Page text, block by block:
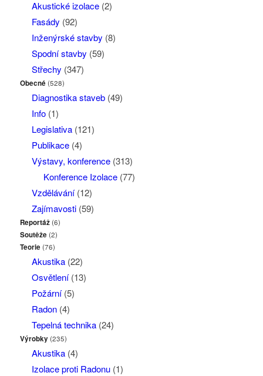
Akustické izolace(2)
Fasády (92)
Inženýrské stavby (8)
Spodní stavby (59)
Střechy (347)
Obecné (528)
Diagnostika staveb(49)
Info(1)
Legislativa(121)
Publikace(4)
Výstavy, konference(313)
Konference Izolace(77)
Vzdělávání(12)
Zajímavosti(59)
Reportáž(6)
Soutěže (2)
Teorie (76)
Akustika(22)
Osvětlení(13)
Požární(5)
Radon(4)
Tepelná technika(24)
Výrobky(235)
Akustika(4)
Izolace proti Radonu(1)